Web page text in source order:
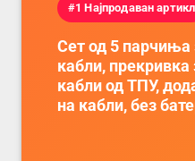
#1 Најпродаван артикл
Сет од 5 парчиња
кабли, прекривка
кабли од ТПУ,
на кабли, без